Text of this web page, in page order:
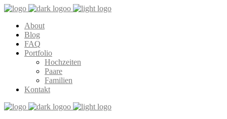
About
Blog
FAQ
Portfolio
Hochzeiten
Paare
Familien
Kontakt